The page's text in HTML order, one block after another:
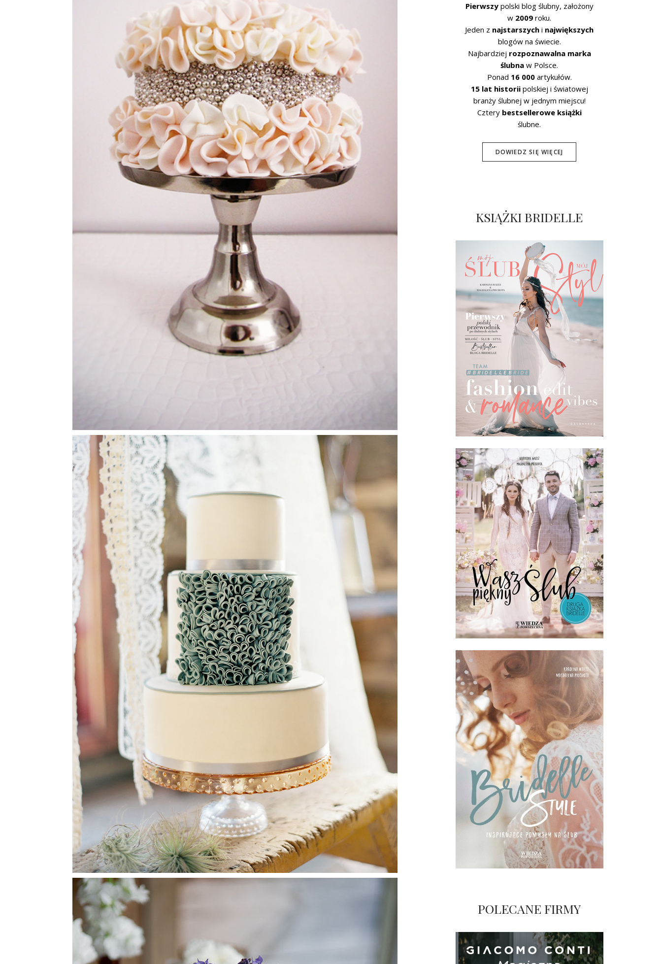
Pierwszypolski blog ślubny, założony
w 2009 roku.
Jeden z najstarszych i największych
blogów na świecie.
Najbardziej rozpoznawalna marka
ślubna w Polsce.
Ponad 16 000artykułów.
15 lat historiipolskiej i światowej
branży ślubnej w jednym miejscu!
Cztery bestsellerowe książki
ślubne.
DOWIEDZ SIĘ WIĘCEJ
KSIĄŻKI BRIDELLE
POLECANE FIRMY